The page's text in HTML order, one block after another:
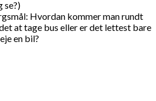
se?)
Hvordan kommer man rundt
at tage bus eller er det lettest bare
en bil?